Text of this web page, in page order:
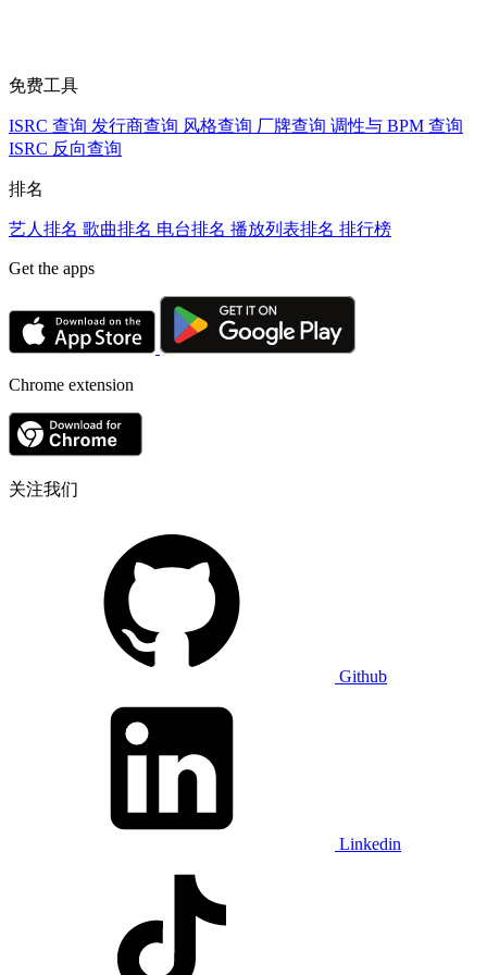
免费工具
ISRC 查询 发行商查询 风格查询 厂牌查询 调性与 BPM 查询
ISRC 反向查询
排名
艺人排名 歌曲排名 电台排名 播放列表排名 排行榜
Get the apps
Chrome extension
关注我们
Github
Linkedin